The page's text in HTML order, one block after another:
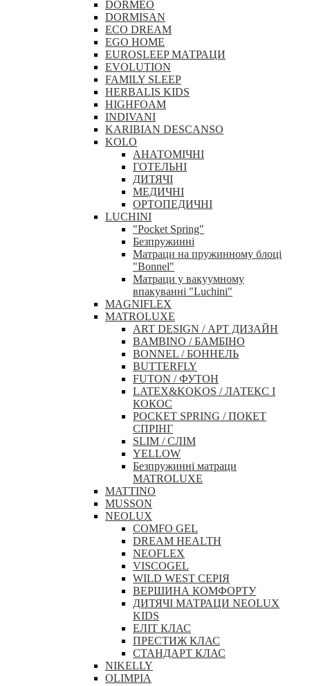
DORMEO
DORMISAN
ECO DREAM
EGO HOME
EUROSLEEP МАТРАЦИ
EVOLUTION
FAMILY SLEEP
HERBALIS KIDS
HIGHFOAM
INDIVANI
KARIBIAN DESCANSO
KOLO
АНАТОМІЧНІ
ГОТЕЛЬНІ
ДИТЯЧІ
МЕДИЧНІ
ОРТОПЕДИЧНІ
LUCHINI
"Pocket Spring"
Безпружинні
Матраци на пружинному блоці
"Bonnel"
Матраци у вакуумному
впакуванні "Luchini"
MAGNIFLEX
MATROLUXE
ART DESIGN / АРТ ДИЗАЙН
BAMBINO / БАМБІНО
BONNEL / БОННЕЛЬ
BUTTERFLY
FUTON / ФУТОН
LATEX&KOKOS / ЛАТЕКС І
КОКОС
POCKET SPRING / ПОКЕТ
СПРІНГ
SLIM / СЛІМ
YELLOW
Безпружинні матраци
MATROLUXE
MATTINO
MUSSON
NEOLUX
COMFO GEL
DREAM HEALTH
NEOFLEX
VISCOGEL
WILD WEST СЕРІЯ
ВЕРШИНА КОМФОРТУ
ДИТЯЧІ МАТРАЦИ NEOLUX
KIDS
ЕЛІТ КЛАС
ПРЕСТИЖ КЛАС
СТАНДАРТ КЛАС
NIKELLY
OLIMPIA